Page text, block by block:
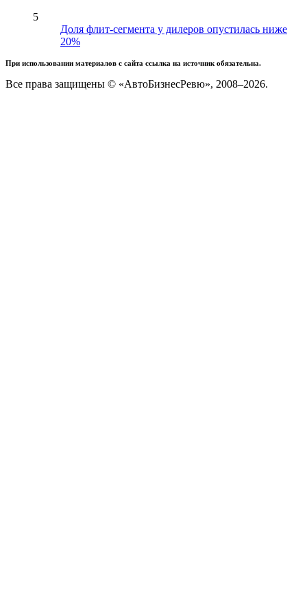
5
Доля флит-сегмента у дилеров опустилась ниже
20%
При использовании материалов с сайта ссылка на источник обязательна.
Все права защищены © «АвтоБизнесРевю», 2008–2026.